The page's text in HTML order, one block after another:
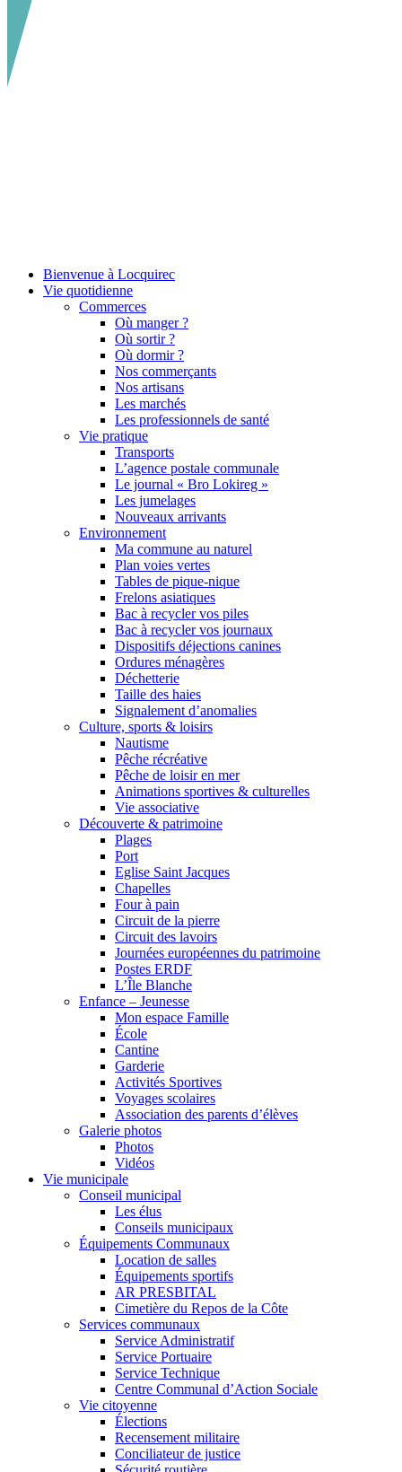
Bienvenue à Locquirec
Vie quotidienne
Commerces
Où manger ?
Où sortir ?
Où dormir ?
Nos commerçants
Nos artisans
Les marchés
Les professionnels de santé
Vie pratique
Transports
L’agence postale communale
Le journal « Bro Lokireg »
Les jumelages
Nouveaux arrivants
Environnement
Ma commune au naturel
Plan voies vertes
Tables de pique-nique
Frelons asiatiques
Bac à recycler vos piles
Bac à recycler vos journaux
Dispositifs déjections canines
Ordures ménagères
Déchetterie
Taille des haies
Signalement d’anomalies
Culture, sports & loisirs
Nautisme
Pêche récréative
Pêche de loisir en mer
Animations sportives & culturelles
Vie associative
Découverte & patrimoine
Plages
Port
Eglise Saint Jacques
Chapelles
Four à pain
Circuit de la pierre
Circuit des lavoirs
Journées européennes du patrimoine
Postes ERDF
L’Île Blanche
Enfance – Jeunesse
Mon espace Famille
École
Cantine
Garderie
Activités Sportives
Voyages scolaires
Association des parents d’élèves
Galerie photos
Photos
Vidéos
Vie municipale
Conseil municipal
Les élus
Conseils municipaux
Équipements Communaux
Location de salles
Équipements sportifs
AR PRESBITAL
Cimetière du Repos de la Côte
Services communaux
Service Administratif
Service Portuaire
Service Technique
Centre Communal d’Action Sociale
Vie citoyenne
Élections
Recensement militaire
Conciliateur de justice